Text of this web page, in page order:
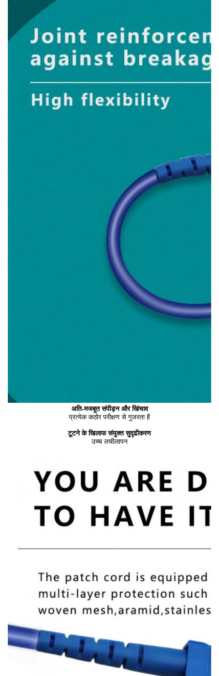
अति-मजबूत संपीड़न और खिंचाव
प्रत्येक कठोर परीक्षण से गुजरता है
टूटने के खिलाफ संयुक्त सुदृढीकरण
उच्च लचीलापन